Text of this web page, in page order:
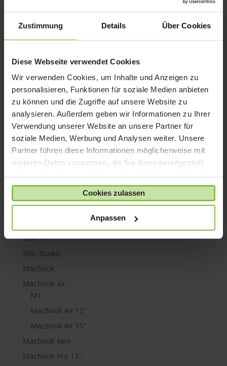
Zustimmung Details Über Cookies
Diese Webseite verwendet Cookies
Wir verwenden Cookies, um Inhalte und Anzeigen zu
personalisieren, Funktionen für soziale Medien anbieten
zu können und die Zugriffe auf unsere Website zu
analysieren. Außerdem geben wir Informationen zu Ihrer
Verwendung unserer Website an unsere Partner für
soziale Medien, Werbung und Analysen weiter. Unsere
Partner führen diese Informationen möglicherweise mit
weiteren Daten zusammen, die Sie ihnen bereitgestellt
gesammelt haben.
Cookies zulassen
Anpassen
iPad mini
iPad Pro
iPhone 6
iPhone SE
iPhone X
iPod nano
iPod shuffle
iPod touch
Kabel & Adapter
Kopfhörer
Lightning
Mac Pro
Mac Studio
MacBook
MacBook Air
M1
MacBook Air 13"
MacBook Air 15"
MacBook Neo
MacBook Pro 13"